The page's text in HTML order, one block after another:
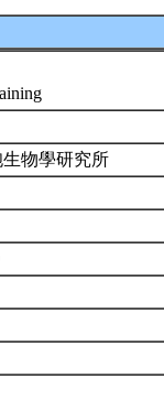
物學研究所